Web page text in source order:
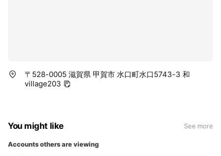
〒528-0005 滋賀県 甲賀市 水口町水口5743-3 和
village203
You might like See more
Accounts others are viewing